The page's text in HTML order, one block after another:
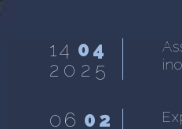
14 04
2025
06 02